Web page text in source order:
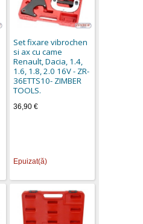
Set fixare vibrochen
si ax cu came
Renault, Dacia, 1.4,
1.6, 1.8, 2.0 16V - ZR-
36ETTS10- ZIMBER
TOOLS.
36,90 €
Epuizat(ă)